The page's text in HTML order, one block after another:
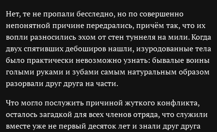
Нет, те не пропали бесследно, но по совершенно
непонятной причине передрались, причём так, что их
вопли разносились эхом от стен туннеля на мили. Когда
двух спятивших дебоширов нашли, изуродованные тела
было практически невозможно узнать: бывалые воины
голыми руками и зубами самым натуральным образом
разорвали друг друга на части.
Что могло послужить причиной жуткого конфликта,
осталось загадкой для всех членов отряда, что служили
вместе уже не первый десяток лет и знали друг друга